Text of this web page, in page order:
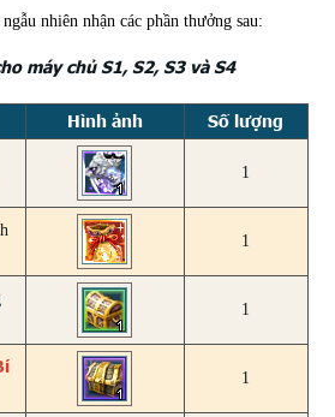
nhiên nhận các phần thưởng sau:
máy chủ S1, S2, S3 và S4
Hình ảnh Số lượng
1
1
1
1